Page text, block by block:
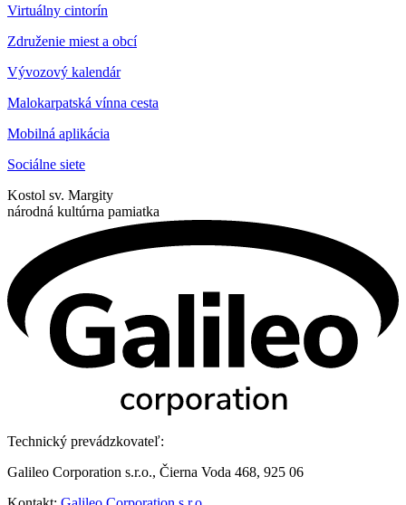
Virtuálny cintorín
Združenie miest a obcí
Vývozový kalendár
Malokarpatská vínna cesta
Mobilná aplikácia
Sociálne siete
Kostol sv. Margity
národná kultúrna pamiatka
Technický prevádzkovateľ:
Galileo Corporation s.r.o., Čierna Voda 468, 925 06